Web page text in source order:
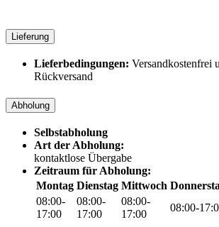
Lieferung
Lieferbedingungen: Versandkostenfrei
Rückversand
Abholung
Selbstabholung
Art der Abholung:
kontaktlose Übergabe
Zeitraum für Abholung:
Montag Dienstag Mittwoch
08:00-
17:00
08:00-
17:00
08:00-
17:00
08:00-